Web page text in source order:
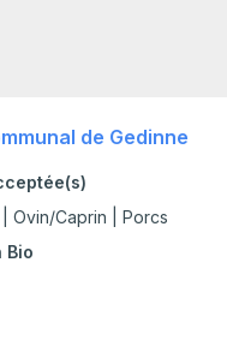
de Gedinne
Ovin/Caprin | Porcs
Bio